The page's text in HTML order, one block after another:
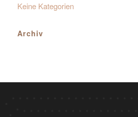
Keine Kategorien
Archiv